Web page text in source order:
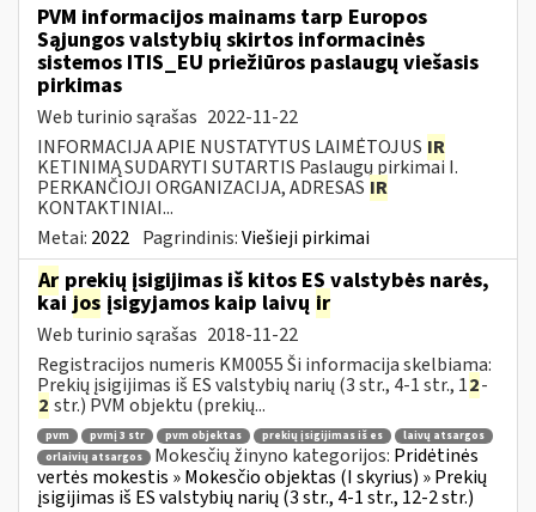
PVM informacijos mainams tarp Europos
Sąjungos valstybių skirtos informacinės
sistemos ITIS_EU priežiūros paslaugų viešasis
pirkimas
Web turinio sąrašas 2022-11-22
INFORMACIJA APIE NUSTATYTUS LAIMĖTOJUS IR
KETINIMĄ SUDARYTI SUTARTIS Paslaugų pirkimai I.
PERKANČIOJI ORGANIZACIJA, ADRESAS IR
KONTAKTINIAI...
Metai: 2022 Pagrindinis:Viešieji pirkimai
Ar prekių įsigijimas iš kitos ES valstybės narės,
kai jos įsigyjamos kaip laivų ir
Web turinio sąrašas 2018-11-22
Registracijos numeris KM0055 Ši informacija skelbiama:
Prekių įsigijimas iš ES valstybių narių (3 str., 4-1 str., 12-
2 str.) PVM objektu (prekių...
pvm pvmį 3 str pvm objektas prekių įsigijimas iš es
laivų atsargos
orlaivių atsargos
Mokesčių žinyno kategorijos: Pridėtinės
vertės mokestis » Mokesčio objektas (I skyrius) » Prekių
įsigijimas iš ES valstybių narių (3 str., 4-1 str., 12-2 str.)